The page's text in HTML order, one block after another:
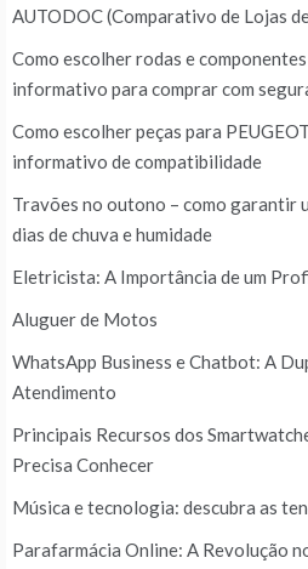
AUTODOC (Comparativo de Lojas
Como escolher rodas e
informativo para comprar com
Como escolher peças para
informativo de compatibilidade
Travões no outono – como garantir
dias de chuva e humidade
Eletricista: A Importância de um
Aluguer de Motos
WhatsApp Business e Chatbot: A
Atendimento
Principais Recursos dos
Precisa Conhecer
Música e tecnologia: descubra as
Parafarmácia Online: A Revolução